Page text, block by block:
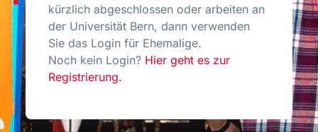
kürzlich abgeschlossen oder arbeiten an
der Universität Bern, dann verwenden
Sie das Login für Ehemalige.
Noch kein Login? Hier geht es zur
Registrierung.